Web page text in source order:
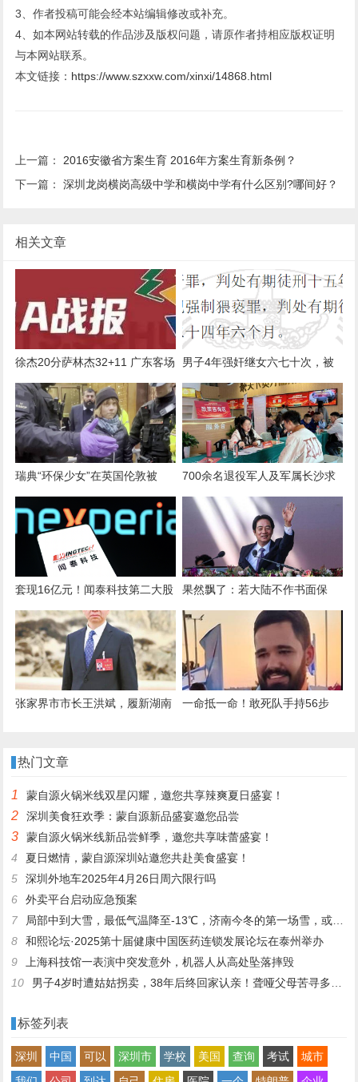
3、作者投稿可能会经本站编辑修改或补充。
4、如本网站转载的作品涉及版权问题，请原作者持相应版权证明
与本网站联系。
本文链接： https://www.szxxw.com/xinxi/14868.html
上一篇： 2016安徽省方案生育 2016年方案生育新条例？
下一篇：深圳龙岗横岗高级中学和横岗中学有什么区别?哪间好？
相关文章
徐杰20分萨林杰32+11 广东客场
击败广州豪取5连胜
男子4年强奸继女六七十次，被
判24年半
瑞典“环保少女”在英国伦敦被
捕，因其参加支持巴勒斯坦的抗
议活动
700余名退役军人及军属长沙求
职，165人达成意向
套现16亿元！闻泰科技第二大股
东拟减持不超过3733万股
果然飘了：若大陆不作书面保
证，台湾将拒绝出席！国台办一
句话定调
张家界市市长王洪斌，履新湖南
会副主任委员
一命抵一命！敢死队手持56步
热门文章
1 蒙自源火锅米线双星闪耀，邀您共享辣爽夏日盛宴！
2 深圳美食狂欢季：蒙自源新品盛宴邀您品尝
3
蒙自源火锅米线新品尝鲜季，邀您共享味蕾盛宴！
4
夏日燃情，蒙自源深圳站邀您共赴美食盛宴！
5
深圳外地车2025年4月26日周六限行吗
6
外卖平台启动应急预案
7
局部中到大雪，最低气温降至-13℃，济南今冬的第一场雪，或跟去年同一时间！
8
和熙论坛·2025第十届健康中国医药连锁发展论坛在泰州举办
9
上海科技馆一表演中突发意外，机器人从高处坠落摔毁
10
男子4岁时遭姑姑拐卖，38年后终回家认亲！聋哑父母苦寻多年，母亲已抱憾离世丨红星寻人
标签列表
深圳 中国 可以 深圳市 学校 美国 查询 考试
城市